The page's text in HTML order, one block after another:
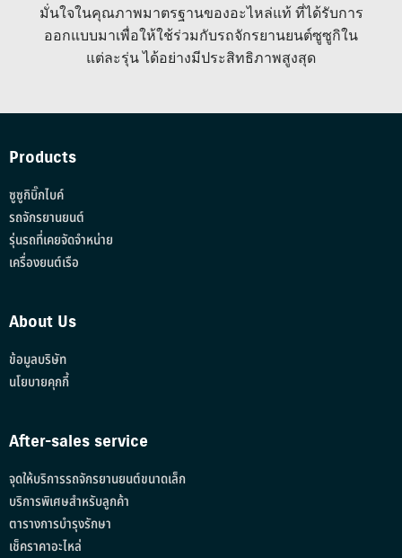
มั่นใจในคุณภาพมาตรฐานของอะไหล่แท้ ที่ได้รับการ
ออกแบบมาเพื่อให้ใช้ร่วมกับรถจักรยานยนต์ซูซูกิใน
แต่ละรุ่น ได้อย่างมีประสิทธิภาพสูงสุด
Products
ซูซูกิบิ๊กไบค์
รถจักรยานยนต์
รุ่นรถที่เคยจัดจำหน่าย
เครื่องยนต์เรือ
About Us
ข้อมูลบริษัท
นโยบายคุกกี้
After-sales service
จุดให้บริการรถจักรยานยนต์ขนาดเล็ก
บริการพิเศษสำหรับลูกค้า
ตารางการบำรุงรักษา
เช็คราคาอะไหล่